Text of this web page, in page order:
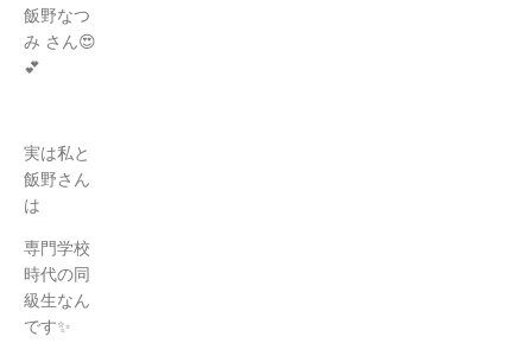
飯野なつ
み さん😍
💕
実は私と
飯野さん
は
専門学校
時代の同
級生なん
です✨